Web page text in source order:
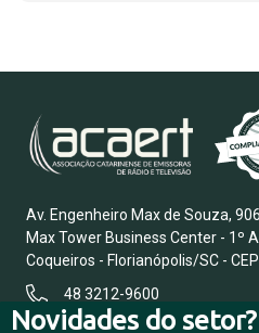
Novidades do
Av. Engenheiro Max de Souza, 906
Max Tower Business Center - 1º
Coqueiros - Florianópolis/SC -
48 3212-9600